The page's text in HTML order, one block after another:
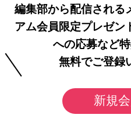
編集部から配信される
アム会員限定プレゼン
への応募など
無料でご登録
新規